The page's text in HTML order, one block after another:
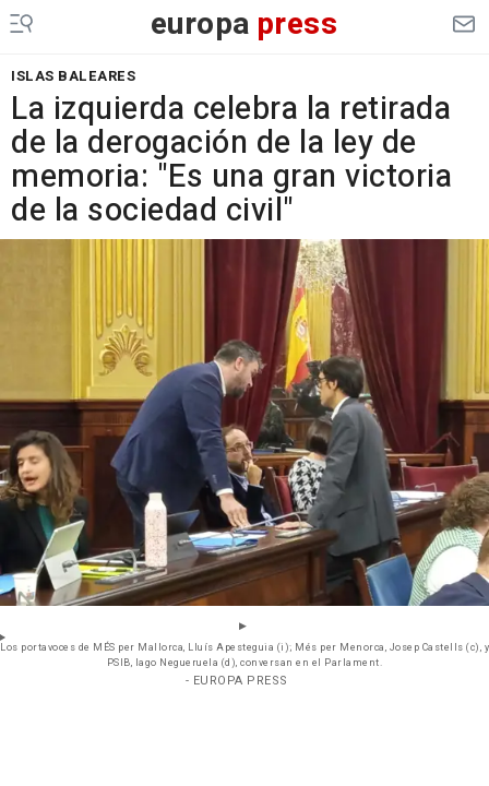
europa press
ISLAS BALEARES
La izquierda celebra la retirada
de la derogación de la ley de
memoria: "Es una gran victoria
de la sociedad civil"
Los portavoces de MÉS per Mallorca, Lluís Apesteguia (i); Més per Menorca, Josep Castells (c), y
PSIB, Iago Negueruela (d), conversan en el Parlament.
- EUROPA PRESS